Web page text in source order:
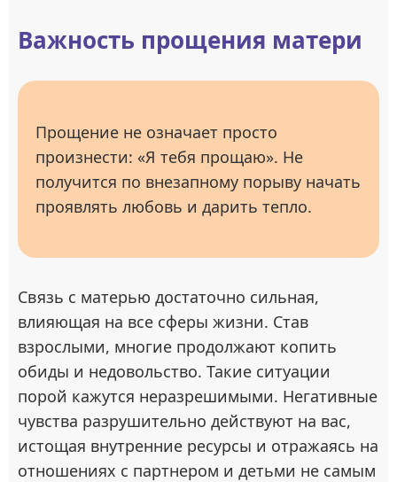
Важность прощения матери
Прощение не означает просто
произнести: «Я тебя прощаю». Не
получится по внезапному порыву начать
проявлять любовь и дарить тепло.
Связь с матерью достаточно сильная,
влияющая на все сферы жизни. Став
взрослыми, многие продолжают копить
обиды и недовольство. Такие ситуации
порой кажутся неразрешимыми. Негативные
чувства разрушительно действуют на вас,
истощая внутренние ресурсы и отражаясь на
отношениях с партнером и детьми не самым